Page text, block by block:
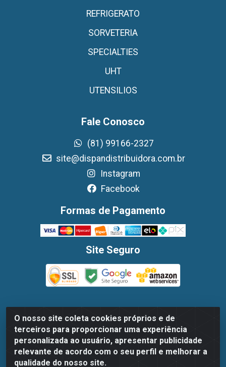
O nosso site coleta cookies próprios e de
terceiros para proporcionar uma experiência
personalizada ao usuário, apresentar publicidade
relevante de acordo com o seu perfil e melhorar a
qualidade do nosso site.
REFRIGERATO
SORVETERIA
SPECIALTIES
UHT
UTENSILIOS
Fale Conosco
(81) 99166-2327
site@dispandistribuidora.com.br
Instagram
Facebook
Formas de Pagamento
Site Seguro
Dispan Distribuidora de Alimentos LTDA - Avenida
Marechal Mascarenhas De Moraes, 1048- Imbiribeira,
Recife/PE - CEP 51.170-000 - CNPJ 30.779.584/0003-78